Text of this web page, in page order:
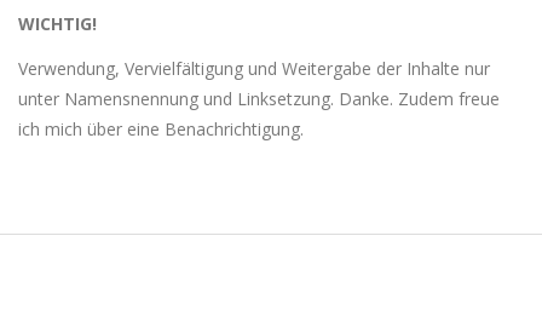
WICHTIG!
Verwendung, Vervielfältigung und Weitergabe der Inhalte nur
unter Namensnennung und Linksetzung. Danke. Zudem freue
ich mich über eine Benachrichtigung.